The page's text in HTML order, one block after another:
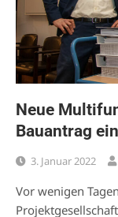
Neue
Bauantrag
3. Januar 2022
Vor wenigen